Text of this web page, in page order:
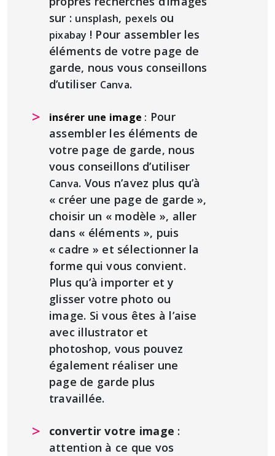
sur : unsplash, pexels ou
pixabay ! Pour assembler les
éléments de votre page de
garde, nous vous conseillons
d’utiliser Canva.
insérer une image : Pour
assembler les éléments de
votre page de garde, nous
vous conseillons d’utiliser
Canva. Vous n’avez plus qu’à
« créer une page de garde »,
choisir un « modèle », aller
dans « éléments », puis
« cadre » et sélectionner la
forme qui vous convient.
Plus qu’à importer et y
glisser votre photo ou
image. Si vous êtes à l’aise
avec illustrator et
photoshop, vous pouvez
également réaliser une
page de garde plus
travaillée.
convertir votre image :
attention à ce que vos